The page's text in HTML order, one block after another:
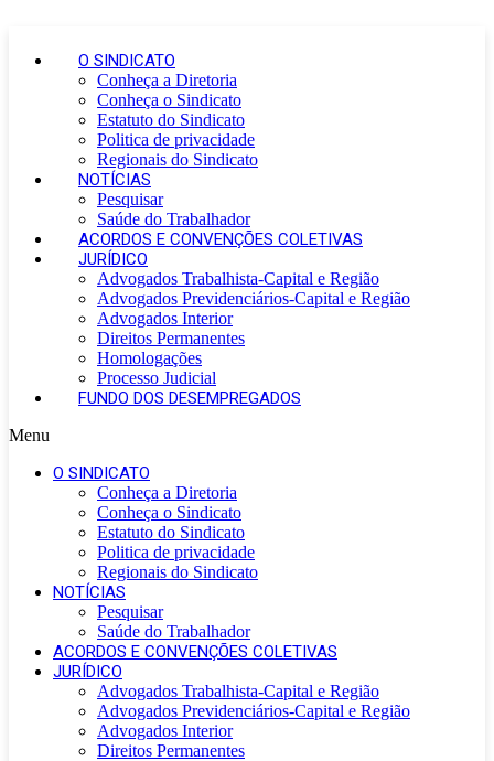
O SINDICATO
Conheça a Diretoria
Conheça o Sindicato
Estatuto do Sindicato
Politica de privacidade
Regionais do Sindicato
NOTÍCIAS
Pesquisar
Saúde do Trabalhador
ACORDOS E CONVENÇÕES COLETIVAS
JURÍDICO
Advogados Trabalhista-Capital e Região
Advogados Previdenciários-Capital e Região
Advogados Interior
Direitos Permanentes
Homologações
Processo Judicial
FUNDO DOS DESEMPREGADOS
Menu
O SINDICATO
Conheça a Diretoria
Conheça o Sindicato
Estatuto do Sindicato
Politica de privacidade
Regionais do Sindicato
NOTÍCIAS
Pesquisar
Saúde do Trabalhador
ACORDOS E CONVENÇÕES COLETIVAS
JURÍDICO
Advogados Trabalhista-Capital e Região
Advogados Previdenciários-Capital e Região
Advogados Interior
Direitos Permanentes